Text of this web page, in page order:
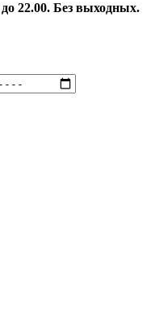
22.00. Без выходных.